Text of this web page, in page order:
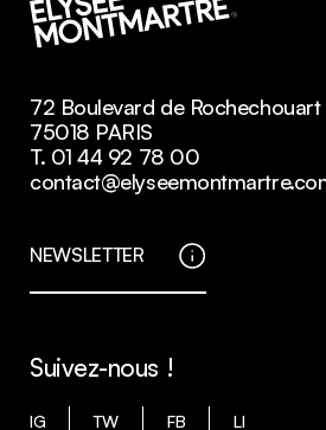
72 Boulevard de Rochechouart
75018 PARIS
T. 01 44 92 78 00
NEWSLETTER
Suivez-nous !
IG TW FB LI